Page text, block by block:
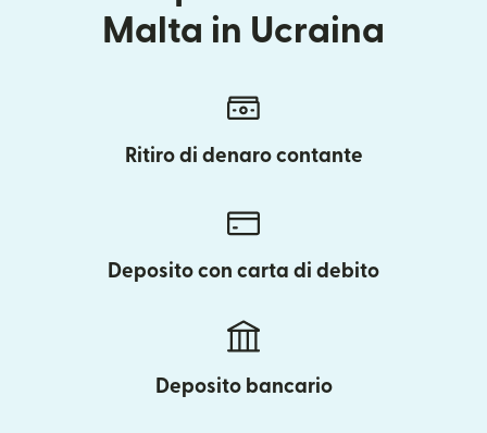
Malta in Ucraina
Ritiro di denaro contante
Deposito con carta di debito
Deposito bancario